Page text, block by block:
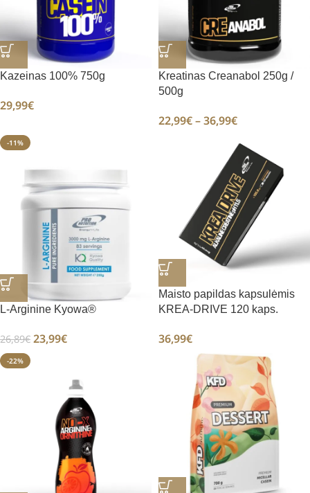
Kazeinas 100% 750g
29,99€
Kreatinas Creanabol 250g /
500g
22,99€–36,99€
-11%
L-Arginine Kyowa®
26,89€ 23,99€
Maisto papildas kapsulėmis
KREA-DRIVE 120 kaps.
36,99€
-22%